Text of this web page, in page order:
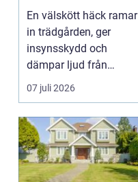
snygg häck året
runt
En välskött häck ramar
in trädgården, ger
insynsskydd och
dämpar ljud från
vägen. Samtidigt kan
häck...
07 juli 2026